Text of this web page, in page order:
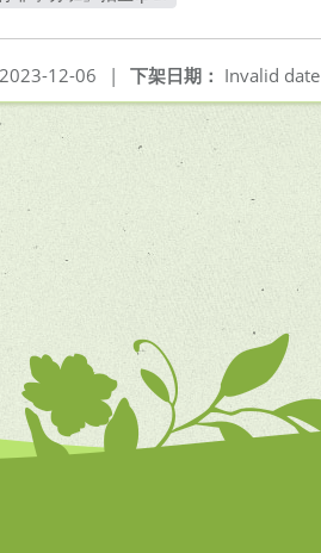
下架日期： Invalid date
2023-12-06 |